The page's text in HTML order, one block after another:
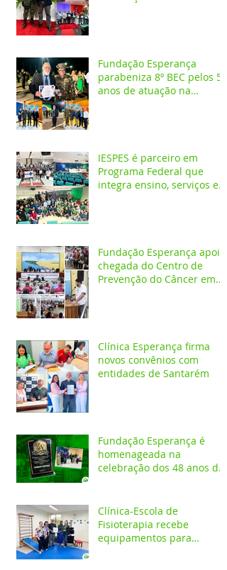
Fundação Esperança
parabeniza 8º BEC pelos 55
anos de atuação na
IESPES é parceiro em
Programa Federal que
integra ensino, serviços em
Fundação Esperança apoia
chegada do Centro de
Prevenção do Câncer em
Clínica Esperança firma
novos convênios com
entidades de Santarém
Fundação Esperança é
homenageada na
celebração dos 48 anos da
Clínica-Escola de
Fisioterapia recebe
equipamentos para